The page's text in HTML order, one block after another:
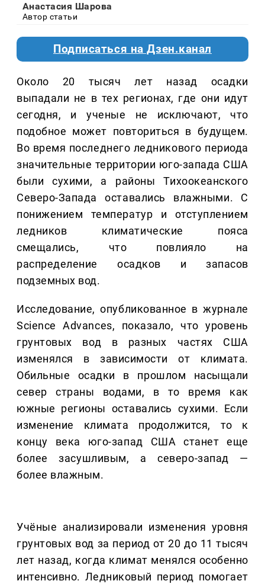
Анастасия Шарова
Автор статьи
Подписаться на Дзен.канал
Около 20 тысяч лет назад осадки
выпадали не в тех регионах, где они идут
сегодня, и ученые не исключают, что
подобное может повториться в будущем.
Во время последнего ледникового периода
значительные территории юго-запада США
были сухими, а районы Тихоокеанского
Северо-Запада оставались влажными. С
понижением температур и отступлением
ледников климатические пояса
смещались, что повлияло на
распределение осадков и запасов
подземных вод.
Исследование, опубликованное в журнале
Science Advances, показало, что уровень
грунтовых вод в разных частях США
изменялся в зависимости от климата.
Обильные осадки в прошлом насыщали
север страны водами, в то время как
южные регионы оставались сухими. Если
изменение климата продолжится, то к
концу века юго-запад США станет еще
более засушливым, а северо-запад —
более влажным.
Учёные анализировали изменения уровня
грунтовых вод за период от 20 до 11 тысяч
лет назад, когда климат менялся особенно
интенсивно. Ледниковый период помогает